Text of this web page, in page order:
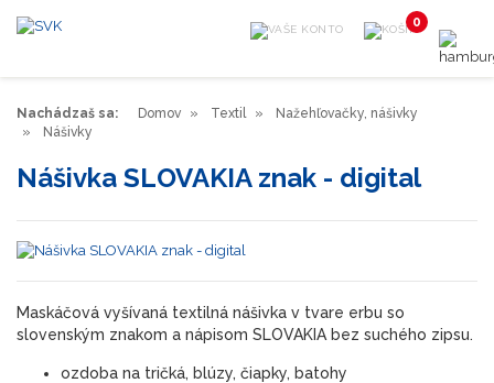
Nachádzaš sa: Domov Textil
Nažehľovačky, nášivky
Nášivky
Nášivka SLOVAKIA znak - digital
Maskáčová vyšívaná textilná nášivka v tvare erbu so
slovenským znakom a nápisom SLOVAKIA bez suchého zipsu.
ozdoba na tričká, blúzy, čiapky, batohy
0